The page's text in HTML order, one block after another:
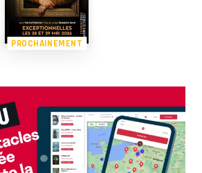
PROCHAINEMENT